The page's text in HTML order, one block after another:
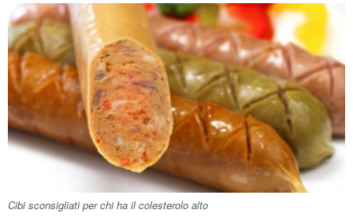
Cibi sconsigliati per chi ha il colesterolo alto